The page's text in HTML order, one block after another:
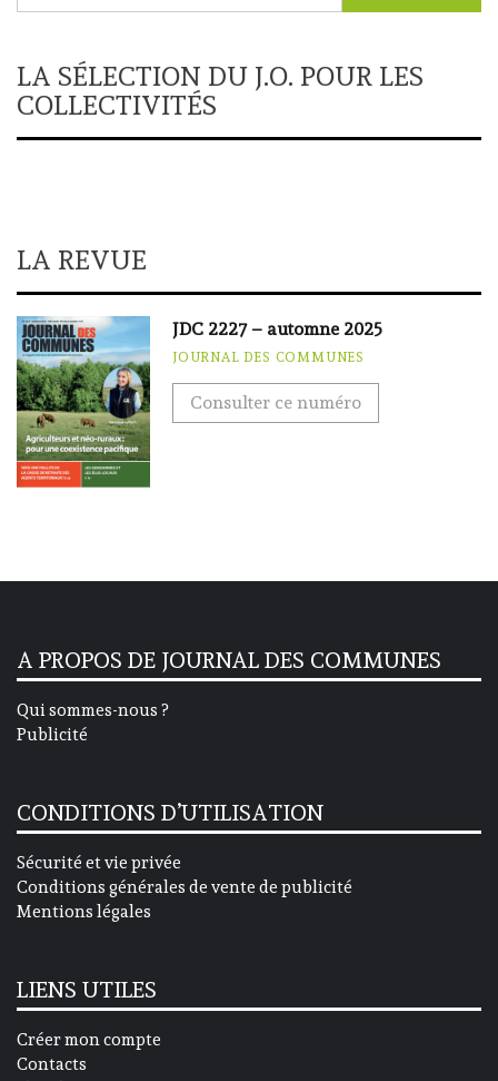
LA SÉLECTION DU J.O. POUR LES
COLLECTIVITÉS
LA REVUE
JDC 2227 – automne 2025
JOURNAL DES COMMUNES
Consulter ce numéro
A PROPOS DE JOURNAL DES COMMUNES
Qui sommes-nous ?
Publicité
CONDITIONS D’UTILISATION
Sécurité et vie privée
Conditions générales de vente de publicité
Mentions légales
LIENS UTILES
Créer mon compte
Contacts